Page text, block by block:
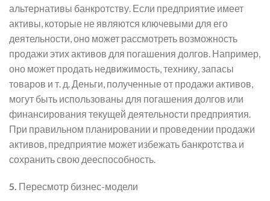
альтернативы банкротству. Если предприятие имеет
активы, которые не являются ключевыми для его
деятельности, оно может рассмотреть возможность
продажи этих активов для погашения долгов. Например,
оно может продать недвижимость, технику, запасы
товаров и т. д. Деньги, полученные от продажи активов,
могут быть использованы для погашения долгов или
финансирования текущей деятельности предприятия.
При правильном планировании и проведении продажи
активов, предприятие может избежать банкротства и
сохранить свою дееспособность.
5. Пересмотр бизнес-модели